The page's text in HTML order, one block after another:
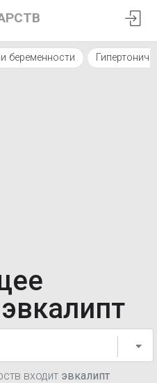
беременности
входит эвкалипт